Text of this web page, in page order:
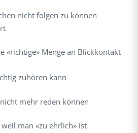
nicht folgen zu können
«richtige» Menge an Blickkontakt
zuhören kann
mehr reden können
man «zu ehrlich» ist